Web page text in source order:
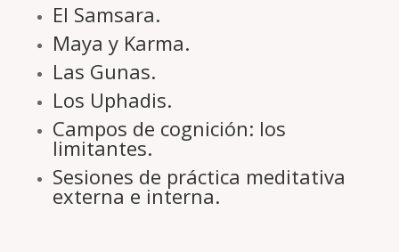
El Samsara.
Maya y Karma.
Las Gunas.
Los Uphadis.
Campos de cognición: los
limitantes.
Sesiones de práctica meditativa
externa e interna.